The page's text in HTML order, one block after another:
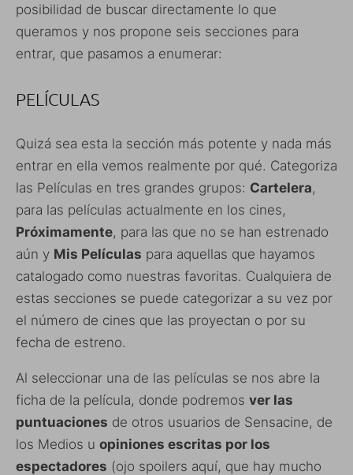
posibilidad de buscar directamente lo que
queramos y nos propone seis secciones para
entrar, que pasamos a enumerar:
PELÍCULAS
Quizá sea esta la sección más potente y nada más
entrar en ella vemos realmente por qué. Categoriza
las Películas en tres grandes grupos: Cartelera,
para las películas actualmente en los cines,
Próximamente, para las que no se han estrenado
aún y Mis Películas para aquellas que hayamos
catalogado como nuestras favoritas. Cualquiera de
estas secciones se puede categorizar a su vez por
el número de cines que las proyectan o por su
fecha de estreno.
Al seleccionar una de las películas se nos abre la
ficha de la película, donde podremos ver las
puntuaciones de otros usuarios de Sensacine, de
los Medios u opiniones escritas por los
espectadores (ojo spoilers aquí, que hay mucho